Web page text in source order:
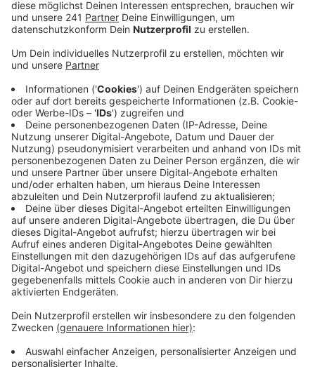
Veröffentlicht:Freitag, 29.04.2022 21:30
Anzeige
In der Freiburger Uni-Halle unterlagen die Lions
deutlich mit 65:95. Damit haben sie kein erhofftes
fünftes Spiel am Sonntag zu Hause in Herkenrath
erzwungen und verloren die Serie um den Titel mit 1:3.
Entscheidend war das zweite Viertel, in dem die Lions
mit 10:36 untergingen.
Gladbach hatte als Aufsteiger überraschend die
Bundesliga-Hauptrunde als erster abgeschlossen.
Finale, Best of five
Rheinland Lions - USC Freiburg 69:59
USC Freiburg - Rheinland Lions 70:66
Rheinland Lions - USC Freiburg 72:78 n.V.